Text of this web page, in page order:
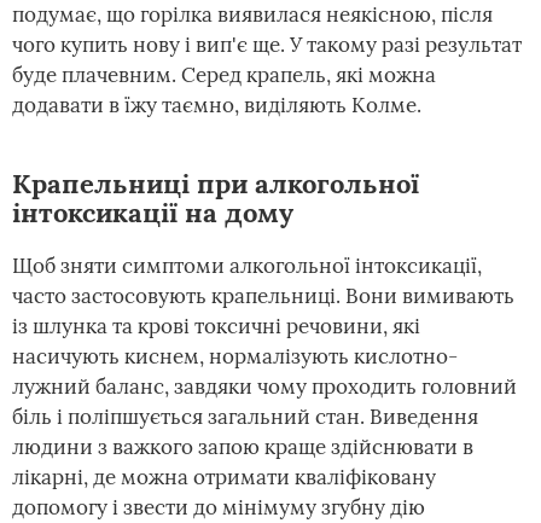
подумає, що горілка виявилася неякісною, після
чого купить нову і вип'є ще. У такому разі результат
буде плачевним. Серед крапель, які можна
додавати в їжу таємно, виділяють Колме.
Крапельниці при алкогольної
інтоксикації на дому
Щоб зняти симптоми алкогольної інтоксикації,
часто застосовують крапельниці. Вони вимивають
із шлунка та крові токсичні речовини, які
насичують киснем, нормалізують кислотно-
лужний баланс, завдяки чому проходить головний
біль і поліпшується загальний стан. Виведення
людини з важкого запою краще здійснювати в
лікарні, де можна отримати кваліфіковану
допомогу і звести до мінімуму згубну дію